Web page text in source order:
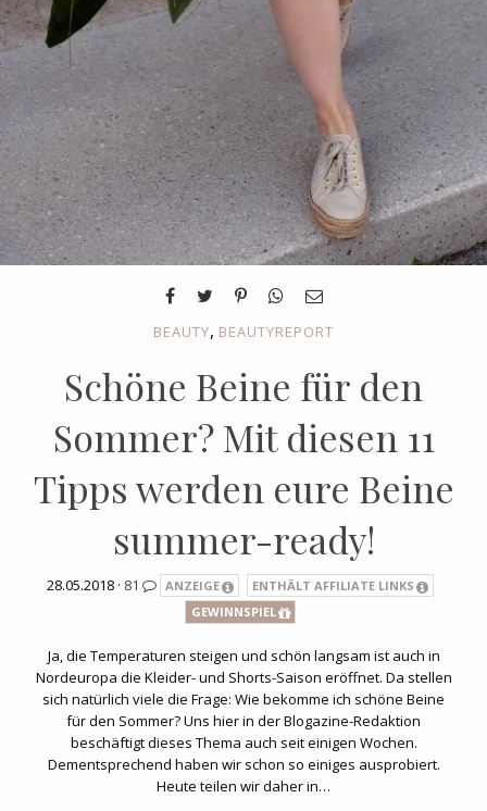
BEAUTY, BEAUTYREPORT
Schöne Beine für den
Sommer? Mit diesen 11
Tipps werden eure Beine
summer-ready!
28.05.2018 · 81 ANZEIGE
ENTHÄLT AFFILIATE LINKS
GEWINNSPIEL
Ja, die Temperaturen steigen und schön langsam ist auch in
Nordeuropa die Kleider- und Shorts-Saison eröffnet. Da stellen
sich natürlich viele die Frage: Wie bekomme ich schöne Beine
für den Sommer? Uns hier in der Blogazine-Redaktion
beschäftigt dieses Thema auch seit einigen Wochen.
Dementsprechend haben wir schon so einiges ausprobiert.
Heute teilen wir daher in…